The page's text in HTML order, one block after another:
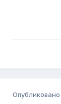
Опубликовано